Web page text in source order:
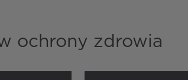
ochrony zdrowia